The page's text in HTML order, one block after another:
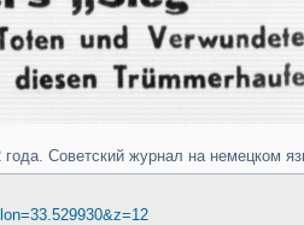
Советский журнал на немецком